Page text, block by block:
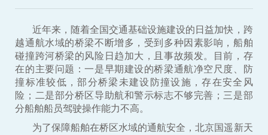
近年来，随着全国交通基础设施建设的日益加快，跨
越通航水域的桥梁不断增多，受到多种因素影响，船舶
碰撞跨河桥梁的风险日趋加大，且事故频发。目前，存
在的主要问题：一是早期建设的桥梁通航净空尺度、防
撞标准较低，部分桥梁未建设防撞设施，存在安全风
险；二是部分桥区导助航和警示标志不够完善；三是部
分船舶船员驾驶操作能力不高。
为了保障船舶在桥区水域的通航安全，北京国遥新天